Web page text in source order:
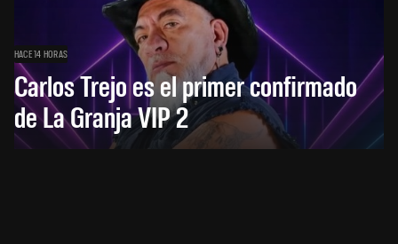
HACE 14 HORAS
Carlos Trejo es el primer confirmado
de La Granja VIP 2